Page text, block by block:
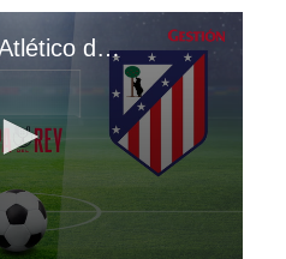
FC Barcelona vs Atlético de Madrid por la ida de semifinal de la Copa del Rey 2025